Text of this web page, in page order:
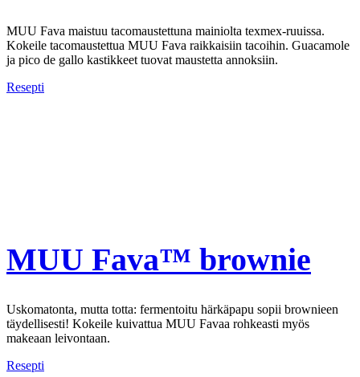
MUU Fava maistuu tacomaustettuna mainiolta texmex-ruuissa.
Kokeile tacomaustettua MUU Fava raikkaisiin tacoihin. Guacamole
ja pico de gallo kastikkeet tuovat maustetta annoksiin.
Resepti
MUU Fava™ brownie
Uskomatonta, mutta totta: fermentoitu härkäpapu sopii brownieen
täydellisesti! Kokeile kuivattua MUU Favaa rohkeasti myös
makeaan leivontaan.
Resepti